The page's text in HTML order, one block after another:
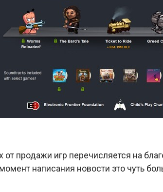
продажи игр перечисляется на
написания новости это чуть